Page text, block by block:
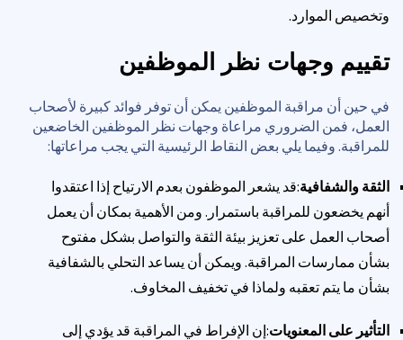
وتخصيص الموارد.
تقييم وجهات نظر الموظفين
في حين أن مراقبة الموظفين يمكن أن توفر فوائد كبيرة لأصحاب
العمل، فمن الضروري مراعاة وجهات نظر الموظفين الخاضعين
للمراقبة. وفيما يلي بعض النقاط الرئيسية التي يجب مراعاتها:
الثقة والشفافية:قد يشعر الموظفون بعدم الارتياح إذا اعتقدوا
أنهم يخضعون للمراقبة باستمرار. ومن الأهمية بمكان أن يعمل
أصحاب العمل على تعزيز بيئة الثقة والتواصل بشكل مفتوح
بشأن ممارسات المراقبة. ويمكن أن يساعد التحلي بالشفافية
بشأن ما يتم تعقبه ولماذا في تخفيف المخاوف.
التأثير على المعنويات:إن الإفراط في المراقبة قد يؤدي إلى